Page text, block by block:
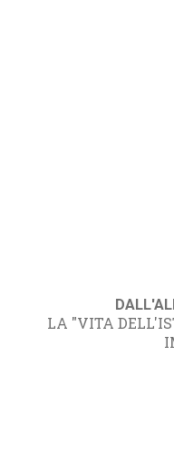
LA "VITA